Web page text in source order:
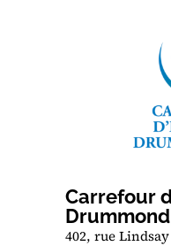
Carrefour
Drummond
402, rue